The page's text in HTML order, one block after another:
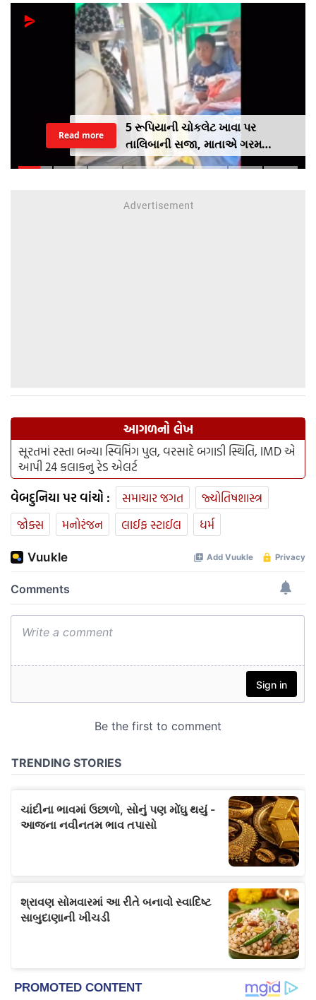
5 રૂપિયાની ચોકલેટ ખાવા પર
તાલિબાની સજા, માતાએ ગરમ
ચપ્પુથી પુત્રના પગમાં આપ્યો ડામ,
Read more
આગળનો લેખ
સૂરતમાં રસ્તા બન્યા સ્વિમિંગ પુલ, વરસાદે બગાડી સ્થિતિ, IMD એ
આપી 24 કલાકનુ રેડ એલર્ટ
વેબદુનિયા પર વાંચો : સમાચાર જગત
જ્યોતિષશાસ્ત્ર
જોક્સ
મનોરંજન લાઈફ સ્ટાઈલ ધર્મ